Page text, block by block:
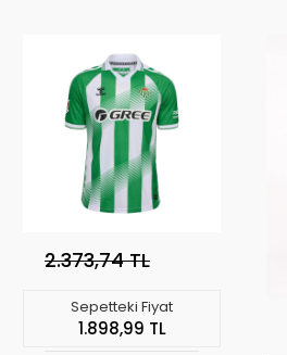
2.373,74 TL
Sepetteki Fiyat
1.898,99 TL